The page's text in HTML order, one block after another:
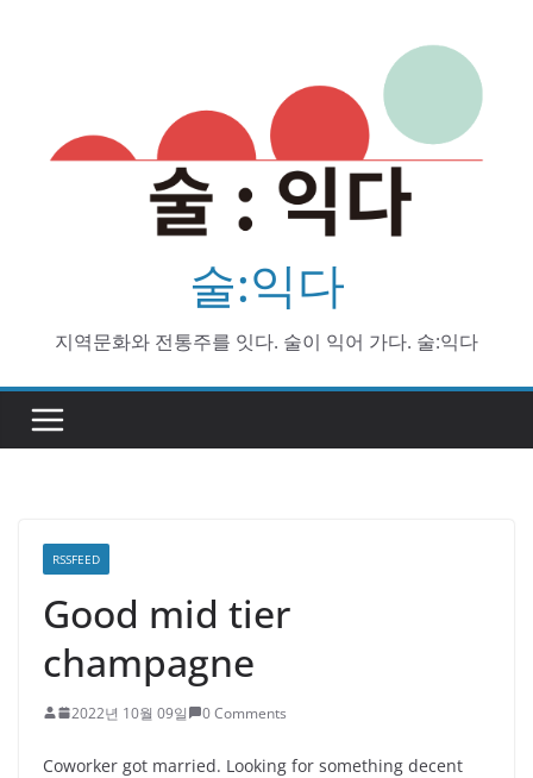
술:익다
지역문화와 전통주를 잇다. 술이 익어 가다. 술:익다
RSSFEED
Good mid tier
champagne
2022년 10월 09일 0 Comments
Coworker got married. Looking for something decent